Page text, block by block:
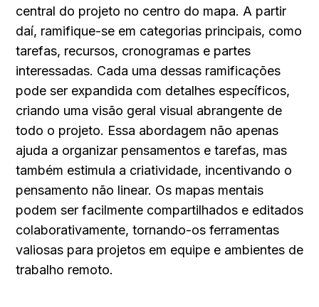
central do projeto no centro do mapa. A partir
daí, ramifique-se em categorias principais, como
tarefas, recursos, cronogramas e partes
interessadas. Cada uma dessas ramificações
pode ser expandida com detalhes específicos,
criando uma visão geral visual abrangente de
todo o projeto. Essa abordagem não apenas
ajuda a organizar pensamentos e tarefas, mas
também estimula a criatividade, incentivando o
pensamento não linear. Os mapas mentais
podem ser facilmente compartilhados e editados
colaborativamente, tornando-os ferramentas
valiosas para projetos em equipe e ambientes de
trabalho remoto.